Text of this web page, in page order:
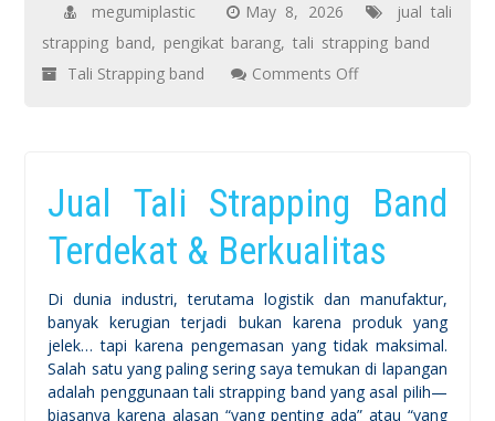
megumiplastic May 8, 2026
jual tali
strapping band, pengikat barang,tali strapping band
Tali Strapping band
Comments Offon
Strapping
yang
Merusak
Barang
Saat
Pengiriman
Jual Tali Strapping Band
Terdekat & Berkualitas
Di dunia industri, terutama logistik dan manufaktur,
banyak kerugian terjadi bukan karena produk yang
jelek… tapi karena pengemasan yang tidak maksimal.
Salah satu yang paling sering saya temukan di lapangan
adalah penggunaan tali strapping band yang asal pilih—
biasanya karena alasan “yang penting ada” atau “yang